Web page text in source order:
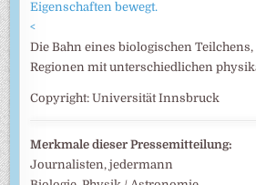
<
Die Bahn eines biologischen
Regionen mit unterschiedlichen
Copyright: Universität Innsbruck
Merkmale dieser Pressemitteilung:
Journalisten, jedermann